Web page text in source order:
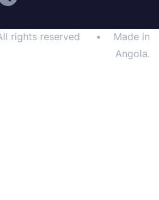
rights reserved •
Made in
Angola.